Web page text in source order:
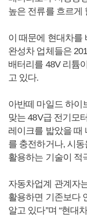
높은 전류를 흐르게
이 때문에 현대차를
완성차 업체들은
배터리를 48V 리튬
고 있다.
아반떼 마일드 하이
맞는 48V급 전기모
레이크를 밟았을 때
를 충전하거나, 시
활용하는 기술이 적
자동차업계 관계자
활용하면 기존보다
알고 있다”며 “현대